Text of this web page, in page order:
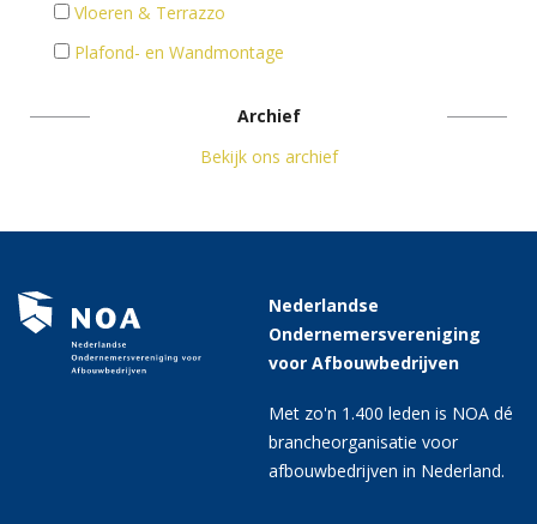
Vloeren & Terrazzo
Plafond- en Wandmontage
Archief
Bekijk ons archief
Nederlandse
Ondernemersvereniging
voor Afbouwbedrijven
Met zo'n 1.400 leden is NOA dé
brancheorganisatie voor
afbouwbedrijven in Nederland.